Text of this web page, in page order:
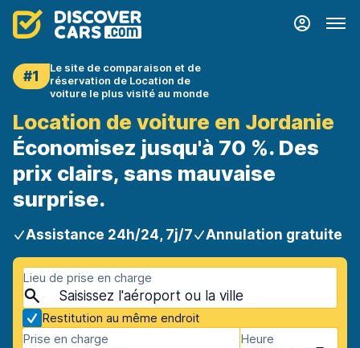
#1
Le site de comparaison et de
réservation de Location de
voiture le plus visité au monde
Location de voiture en Jordanie
Économisez jusqu'à 70 %. Des
prix clairs, sans mauvaise
surprise.
Assistance 24h/24, 7j/7 Annulation gratuite
Lieu de prise en charge
Restitution au même endroit
Prise en charge
Heure